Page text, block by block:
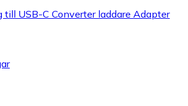
USB-C Converter laddare Adapter